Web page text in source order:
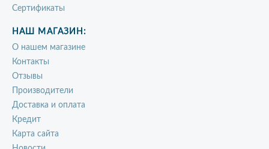
Сертификаты
НАШ МАГАЗИН:
О нашем магазине
Контакты
Отзывы
Производители
Доставка и оплата
Кредит
Карта сайта